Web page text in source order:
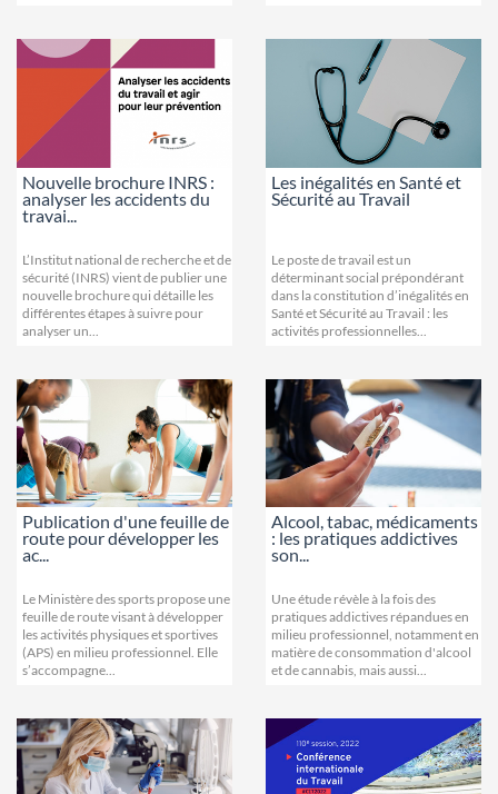
Nouvelle brochure INRS :
analyser les accidents du
travai...
L’Institut national de recherche et de
sécurité (INRS) vient de publier une
nouvelle brochure qui détaille les
différentes étapes à suivre pour
analyser un...
Les inégalités en Santé et
Sécurité au Travail
Le poste de travail est un
déterminant social prépondérant
dans la constitution d’inégalités en
Santé et Sécurité au Travail : les
activités professionnelles...
Publication d'une feuille de
route pour développer les
ac...
Le Ministère des sports propose une
feuille de route visant à développer
les activités physiques et sportives
(APS) en milieu professionnel. Elle
s’accompagne...
Alcool, tabac, médicaments
: les pratiques addictives
son...
Une étude révèle à la fois des
pratiques addictives répandues en
milieu professionnel, notamment en
matière de consommation d'alcool
et de cannabis, mais aussi...